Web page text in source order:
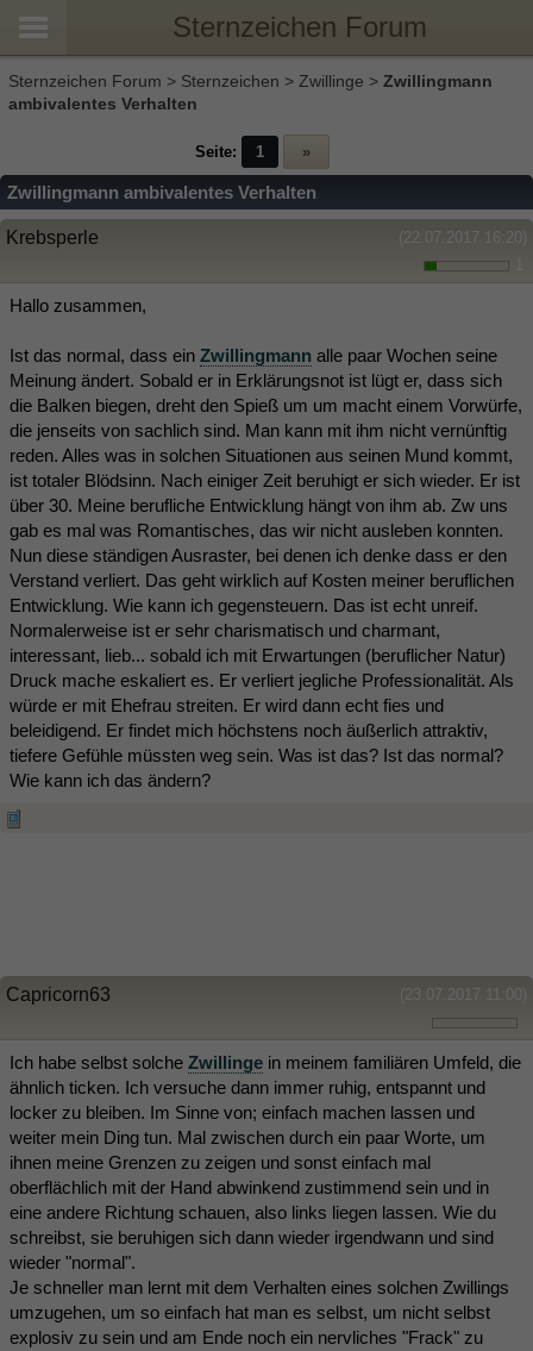
Sternzeichen Forum
Sternzeichen Forum > Sternzeichen > Zwillinge > Zwillingmann
ambivalentes Verhalten
Seite: 1 »
Zwillingmann ambivalentes Verhalten
(22.07.2017 16:20)
Krebsperle
Hallo zusammen,
Ist das normal, dass ein Zwillingmann alle paar Wochen seine
Meinung ändert. Sobald er in Erklärungsnot ist lügt er, dass sich
die Balken biegen, dreht den Spieß um um macht einem Vorwürfe,
die jenseits von sachlich sind. Man kann mit ihm nicht vernünftig
reden. Alles was in solchen Situationen aus seinen Mund kommt,
ist totaler Blödsinn. Nach einiger Zeit beruhigt er sich wieder. Er ist
über 30. Meine berufliche Entwicklung hängt von ihm ab. Zw uns
gab es mal was Romantisches, das wir nicht ausleben konnten.
Nun diese ständigen Ausraster, bei denen ich denke dass er den
Verstand verliert. Das geht wirklich auf Kosten meiner beruflichen
Entwicklung. Wie kann ich gegensteuern. Das ist echt unreif.
Normalerweise ist er sehr charismatisch und charmant,
interessant, lieb... sobald ich mit Erwartungen (beruflicher Natur)
Druck mache eskaliert es. Er verliert jegliche Professionalität. Als
würde er mit Ehefrau streiten. Er wird dann echt fies und
beleidigend. Er findet mich höchstens noch äußerlich attraktiv,
tiefere Gefühle müssten weg sein. Was ist das? Ist das normal?
Wie kann ich das ändern?
(23.07.2017 11:00)
Capricorn63
Ich habe selbst solche Zwillinge in meinem familiären Umfeld, die
ähnlich ticken. Ich versuche dann immer ruhig, entspannt und
locker zu bleiben. Im Sinne von; einfach machen lassen und
weiter mein Ding tun. Mal zwischen durch ein paar Worte, um
ihnen meine Grenzen zu zeigen und sonst einfach mal
oberflächlich mit der Hand abwinkend zustimmend sein und in
eine andere Richtung schauen, also links liegen lassen. Wie du
schreibst, sie beruhigen sich dann wieder irgendwann und sind
wieder "normal".
Je schneller man lernt mit dem Verhalten eines solchen Zwillings
umzugehen, um so einfach hat man es selbst, um nicht selbst
explosiv zu sein und am Ende noch ein nervliches "Frack" zu